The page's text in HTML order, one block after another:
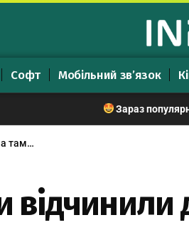
Софт Мобільний зв’язок
Зараз
а там…
відчинили